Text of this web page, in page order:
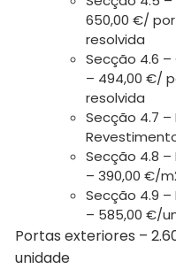
650,00 €/
resolvida
Secção 4.6
– 494,00 €/
resolvida
Secção 4.7 –
Secção 4.8 –
– 390,00 €/
Secção 4.9
– 585,00 €/
Portas exteriores –
unidade